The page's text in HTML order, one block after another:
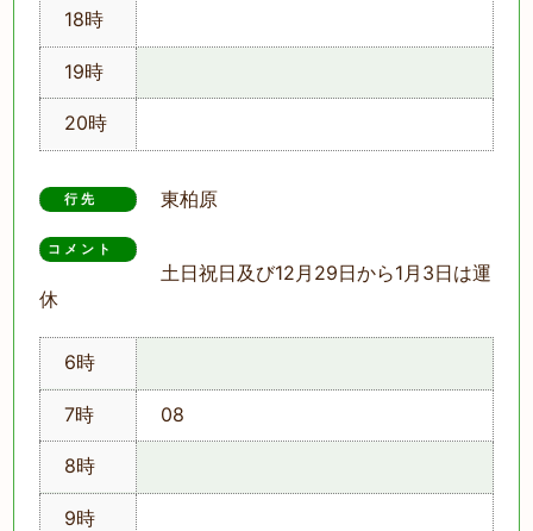
18時
19時
20時
行先 東柏原
コメント
土日祝日及び12月29日から1月3日は運
休
6時
7時 08
8時
9時